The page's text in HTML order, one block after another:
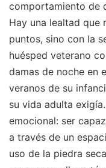
comportamiento de
Hay una lealtad que
puntos, sino con la
huésped veterano
damas de noche en
veranos de su
su vida adulta
emocional: ser
a través de un
uso de la piedra